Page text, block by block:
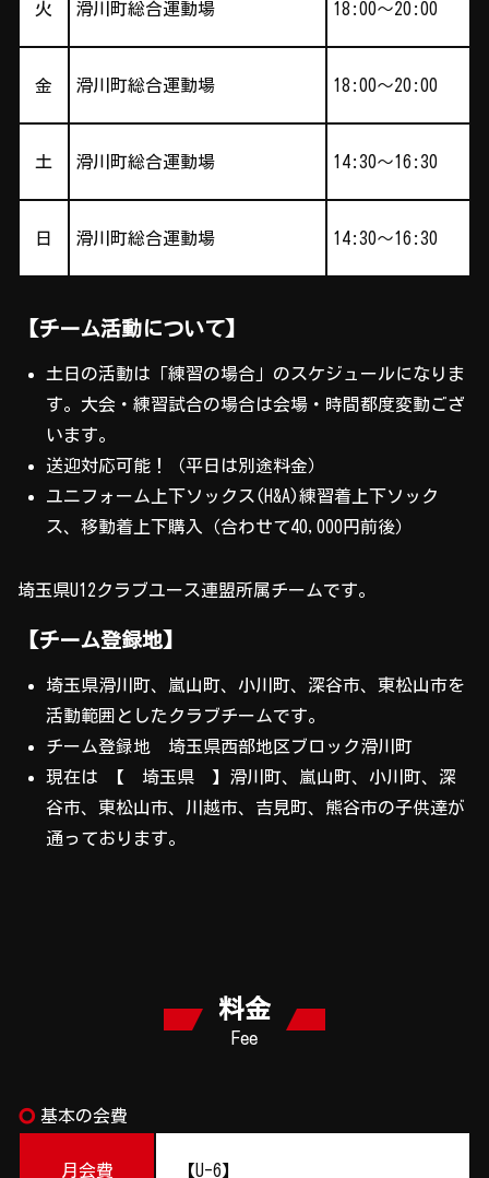
火 滑川町総合運動場 18:00～20:00
金 滑川町総合運動場 18:00～20:00
土 滑川町総合運動場 14:30～16:30
日 滑川町総合運動場 14:30～16:30
【チーム活動について】
土日の活動は「練習の場合」のスケジュールになりま
す。大会・練習試合の場合は会場・時間都度変動ござ
います。
送迎対応可能！（平日は別途料金）
ユニフォーム上下ソックス(H&A)練習着上下ソック
ス、移動着上下購入（合わせて40,000円前後）
埼玉県U12クラブユース連盟所属チームです。
【チーム登録地】
埼玉県滑川町、嵐山町、小川町、深谷市、東松山市を
活動範囲としたクラブチームです。
チーム登録地 埼玉県西部地区ブロック滑川町
現在は 【 埼玉県 】滑川町、嵐山町、小川町、深
谷市、東松山市、川越市、吉見町、熊谷市の子供達が
通っております。
料金
Fee
trip_origin 基本の会費
月会費 【U-6】